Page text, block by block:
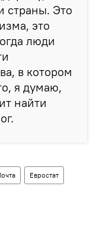
страны. Это
это
люди
в котором
я думаю,
найти
Евростат